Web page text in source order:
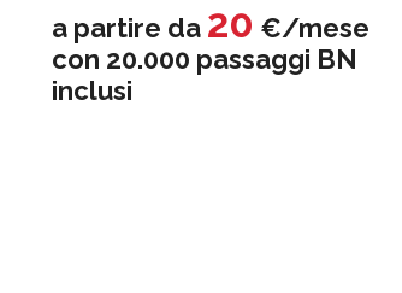
a partire da 20 €/mese
con 20.000 passaggi BN
inclusi